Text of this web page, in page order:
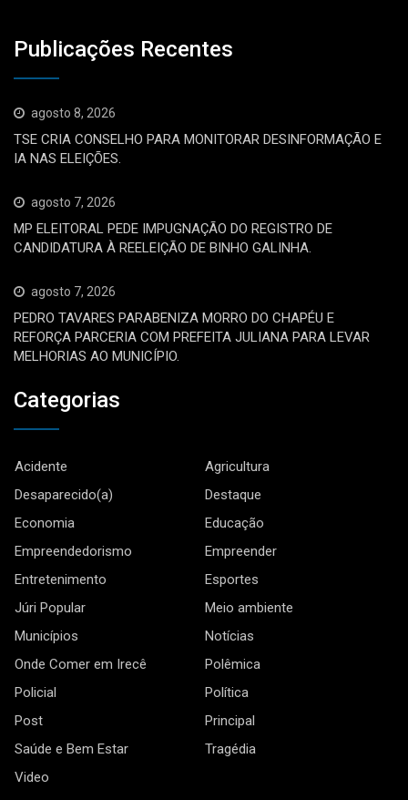
Publicações Recentes
agosto 8, 2026
TSE CRIA CONSELHO PARA MONITORAR DESINFORMAÇÃO E
IA NAS ELEIÇÕES.
agosto 7, 2026
MP ELEITORAL PEDE IMPUGNAÇÃO DO REGISTRO DE
CANDIDATURA À REELEIÇÃO DE BINHO GALINHA.
agosto 7, 2026
PEDRO TAVARES PARABENIZA MORRO DO CHAPÉU E
REFORÇA PARCERIA COM PREFEITA JULIANA PARA LEVAR
MELHORIAS AO MUNICÍPIO.
Categorias
Acidente
Agricultura
Desaparecido(a)
Destaque
Economia
Educação
Empreendedorismo
Empreender
Entretenimento
Esportes
Júri Popular
Meio ambiente
Municípios
Notícias
Onde Comer em Irecê
Polêmica
Policial
Política
Post
Principal
Saúde e Bem Estar
Tragédia
Video